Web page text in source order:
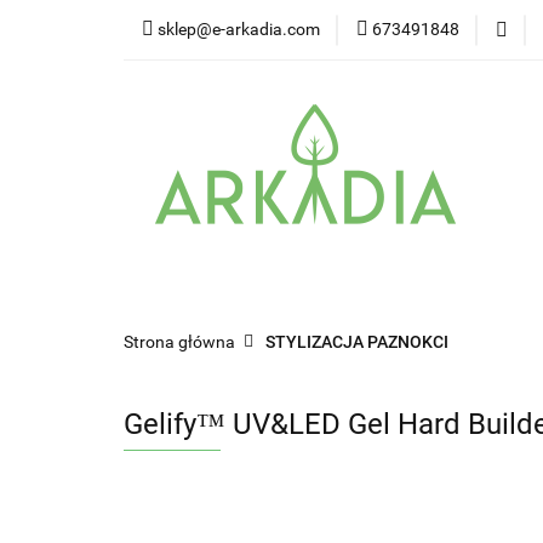
sklep@e-arkadia.com 673491848
Kategorie
Strona główna STYLIZACJA PAZNOKCI
Gelify™ UV&LED Gel Hard